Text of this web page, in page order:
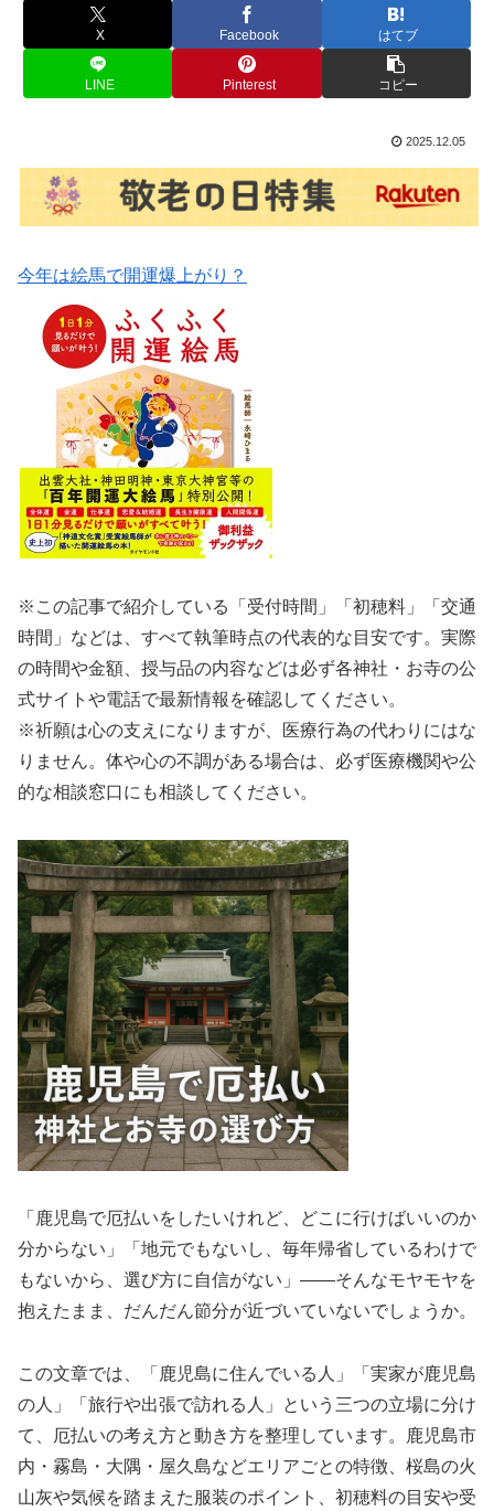
X Facebook はてブ
LINE Pinterest コピー
2025.12.05
今年は絵馬で開運爆上がり？
※この記事で紹介している「受付時間」「初穂料」「交通
時間」などは、すべて執筆時点の代表的な目安です。実際
の時間や金額、授与品の内容などは必ず各神社・お寺の公
式サイトや電話で最新情報を確認してください。
※祈願は心の支えになりますが、医療行為の代わりにはな
りません。体や心の不調がある場合は、必ず医療機関や公
的な相談窓口にも相談してください。
「鹿児島で厄払いをしたいけれど、どこに行けばいいのか
分からない」「地元でもないし、毎年帰省しているわけで
もないから、選び方に自信がない」――そんなモヤモヤを
抱えたまま、だんだん節分が近づいていないでしょうか。
この文章では、「鹿児島に住んでいる人」「実家が鹿児島
の人」「旅行や出張で訪れる人」という三つの立場に分け
て、厄払いの考え方と動き方を整理しています。鹿児島市
内・霧島・大隅・屋久島などエリアごとの特徴、桜島の火
山灰や気候を踏まえた服装のポイント、初穂料の目安や受